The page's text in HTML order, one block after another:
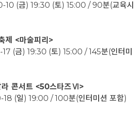
10 (금) 19:30 (토) 15:00 / 90분(교육시
제 <마술피리>
(금) 19:30 (토) 15:00 / 145분(인터미
콘서트 <50스타즈Ⅵ>
18 (일) 19:00 / 100분(인터미션 포함)